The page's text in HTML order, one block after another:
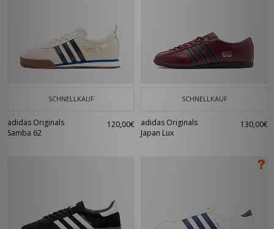
SCHNELLKAUF
adidas Originals
Samba 62
120,00€
SCHNELLKAUF
adidas Originals
Japan Lux
130,00€